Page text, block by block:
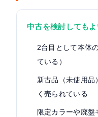
中古を検討しても
2台目として本体
ている）
新古品（未使用品
く売られている
限定カラーや廃盤